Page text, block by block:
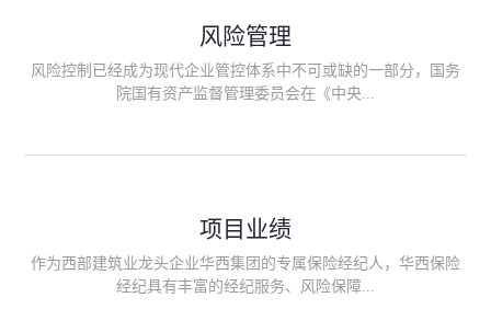
供专业、优质的保险经纪服务。
风险管理
风险控制已经成为现代企业管控体系中不可或缺的一部分，国务
院国有资产监督管理委员会在《中央...
能够为客户降低风险管理成本，提高经营效率；能够为企业提供
从风险评估、风险分析、风险防范、风险转移到灾后防损、索赔
等全方位、全过程、专家式的服务，拓展和深化由保险公司提供
项目业绩
作为西部建筑业龙头企业华西集团的专属保险经纪人，华西保险
经纪具有丰富的经纪服务、风险保障...